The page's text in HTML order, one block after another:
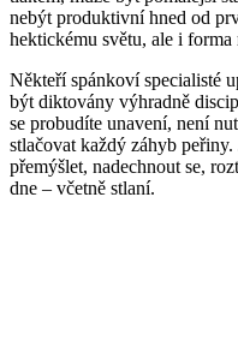
nebýt produktivní hned od
hektickému světu, ale i
Někteří spánkoví specialisté
být diktovány výhradně
se probudíte unavení, není
stlačovat každý záhyb
přemýšlet, nadechnout se,
dne – včetně stlaní.